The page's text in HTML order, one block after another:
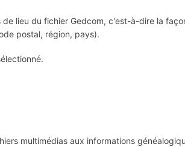
lieu du fichier Gedcom, c'est-à-dire la
postal, région, pays).
multimédias aux informations